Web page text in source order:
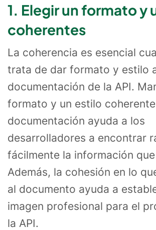
1. Elegir un formato y
coherentes
La coherencia es esencial
trata de dar formato y estilo
documentación de la API.
formato y un estilo
documentación ayuda a los
desarrolladores a encontrar
fácilmente la información
Además, la cohesión en lo
al documento ayuda a
imagen profesional para el
la API.